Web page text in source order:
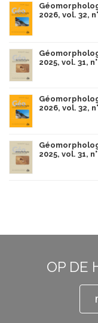
2026, vol. 32,
2025, vol. 31,
2026, vol. 32,
2025, vol. 31,
OP DE